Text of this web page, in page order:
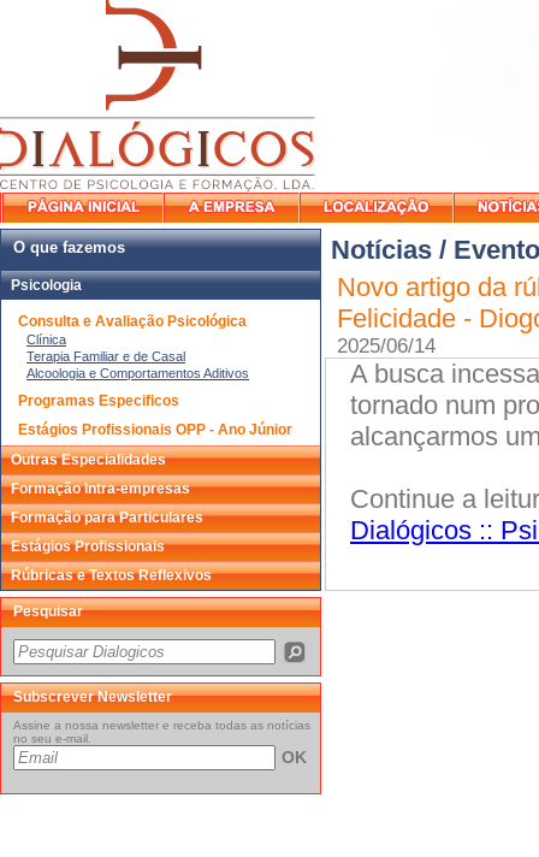
O que fazemos
Psicologia
Consulta e Avaliação Psicológica
Clínica
Terapia Familiar e de Casal
Alcoologia e Comportamentos Aditivos
Programas Especificos
Estágios Profissionais OPP - Ano Júnior
Outras Especialidades
Formação Intra-empresas
Formação para Particulares
Estágios Profissionais
Rúbricas e Textos Reflexivos
Pesquisar
Subscrever Newsletter
Assine a nossa newsletter e receba todas as notícias
no seu e-mail.
OK
Notícias /
Novo artigo da
Felicidade -
2025/06/14
A busca
tornado num
alcançarmos
Continue a
Dialógicos ::